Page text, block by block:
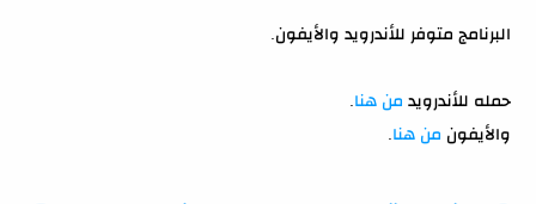
البرنامج متوفر للأندرويد والأيفون.
حمله للأندرويد من هنا.
والأيفون من هنا.